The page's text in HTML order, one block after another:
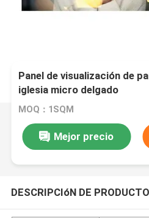
Panel de visualización de
iglesia micro delgado
MOQ：1SQM
Mejor precio
DESCRIPCIóN DE PRODUCTO